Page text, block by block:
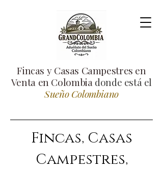
Fincas y Casas Campestres en
Venta en Colombia donde está el
Sueño Colombiano
Fincas, Casas
Campestres,